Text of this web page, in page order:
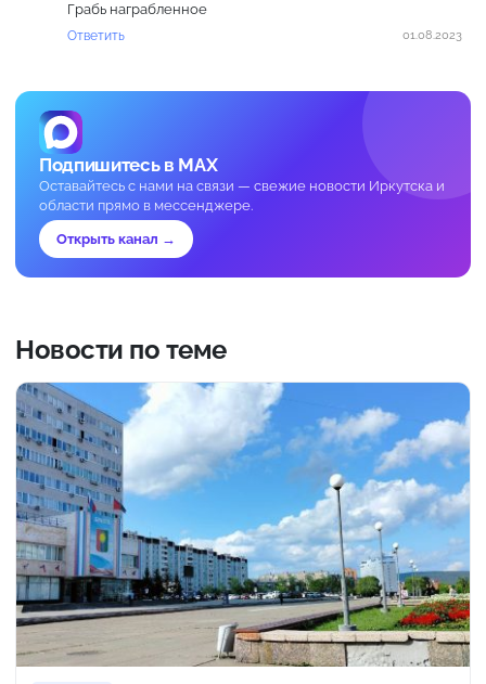
Грабь награбленное
Ответить 01.08.2023
Подпишитесь в MAX
Оставайтесь с нами на связи — свежие новости Иркутска и
области прямо в мессенджере.
Открыть канал →
Новости по теме